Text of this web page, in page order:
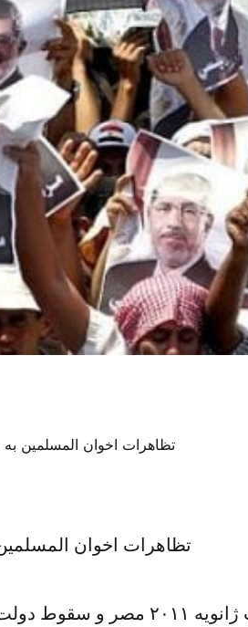
تظاهرات اخوان
اخوان المسلمین بعد از انقلاب